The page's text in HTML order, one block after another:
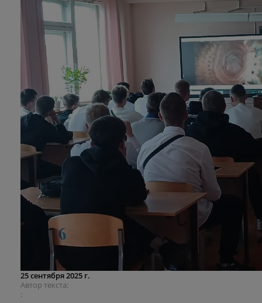
25 сентября 2025 г.
Автор текста